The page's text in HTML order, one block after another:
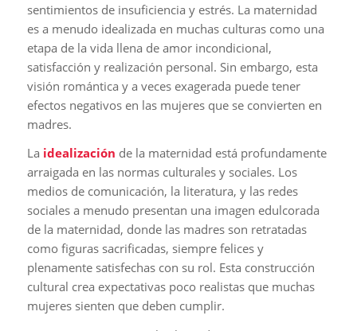
sentimientos de insuficiencia y estrés. La maternidad
es a menudo idealizada en muchas culturas como una
etapa de la vida llena de amor incondicional,
satisfacción y realización personal. Sin embargo, esta
visión romántica y a veces exagerada puede tener
efectos negativos en las mujeres que se convierten en
madres.
La idealización de la maternidad está profundamente
arraigada en las normas culturales y sociales. Los
medios de comunicación, la literatura, y las redes
sociales a menudo presentan una imagen edulcorada
de la maternidad, donde las madres son retratadas
como figuras sacrificadas, siempre felices y
plenamente satisfechas con su rol. Esta construcción
cultural crea expectativas poco realistas que muchas
mujeres sienten que deben cumplir.